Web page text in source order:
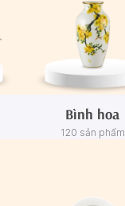
Bình hoa
120 sản phẩm